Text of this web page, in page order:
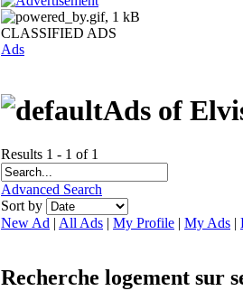
CLASSIFIED ADS
Ads
Ads of
Results 1 - 1 of 1
Advanced Search
Sort by
New Ad | All Ads | My Profile | My Ads |
Recherche logement sur